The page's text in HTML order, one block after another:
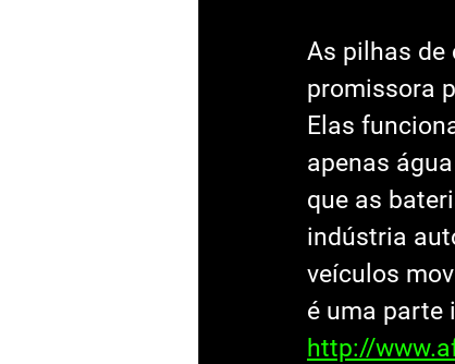
As pilhas de
promissora
Elas
apenas
que as
indústria
veículos
é uma parte
http://